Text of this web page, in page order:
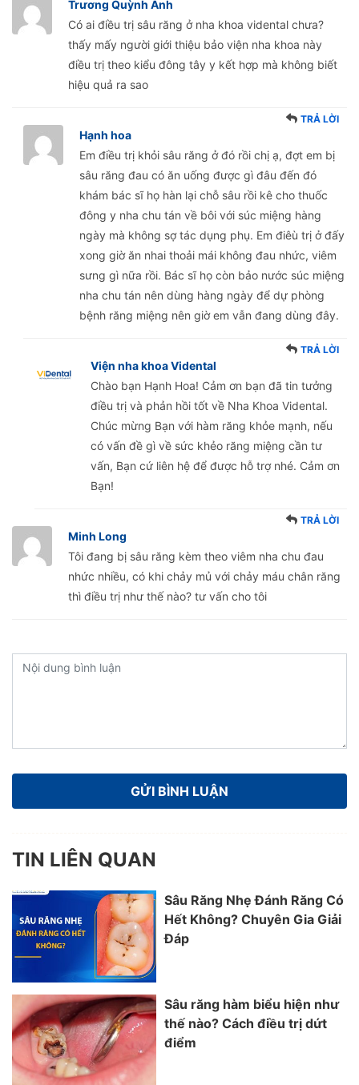
Trương Quỳnh Anh
Có ai điều trị sâu răng ở nha khoa vidental chưa?
thấy mấy người giới thiệu bảo viện nha khoa này
điều trị theo kiểu đông tây y kết hợp mà không biết
hiệu quả ra sao
Hạnh hoa
TRẢ LỜI
Em điều trị khỏi sâu răng ở đó rồi chị ạ, đợt em bị
sâu răng đau có ăn uống được gì đâu đến đó
khám bác sĩ họ hàn lại chỗ sâu rồi kê cho thuốc
đông y nha chu tán về bôi với súc miệng hàng
ngày mà không sợ tác dụng phụ. Em điêù trị ở đấy
xong giờ ăn nhai thoải mái không đau nhức, viêm
sưng gì nữa rồi. Bác sĩ họ còn bảo nước súc miệng
nha chu tán nên dùng hàng ngày để dự phòng
bệnh răng miệng nên giờ em vẫn đang dùng đây.
Viện nha khoa Vidental
TRẢ LỜI
Chào bạn Hạnh Hoa! Cảm ơn bạn đã tin tưởng
điều trị và phản hồi tốt về Nha Khoa Vidental.
Chúc mừng Bạn với hàm răng khỏe mạnh, nếu
có vấn đề gì về sức khẻo răng miệng cần tư
vấn, Bạn cứ liên hệ để được hỗ trợ nhé. Cảm ơn
Bạn!
Minh Long
TRẢ LỜI
Tôi đang bị sâu răng kèm theo viêm nha chu đau
nhức nhiều, có khi chảy mủ với chảy máu chân răng
thì điều trị như thế nào? tư vấn cho tôi
TIN LIÊN QUAN
Sâu Răng Nhẹ Đánh Răng Có
Hết Không? Chuyên Gia Giải
Đáp
Sâu răng hàm biểu hiện như
thế nào? Cách điều trị dứt
điểm